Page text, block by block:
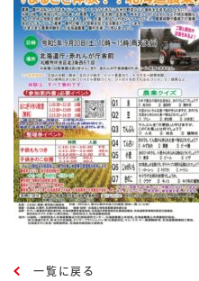
一覧に戻る